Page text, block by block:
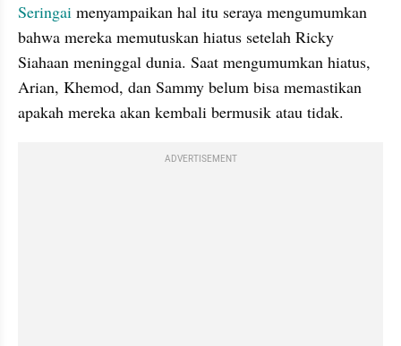
Seringai menyampaikan hal itu seraya mengumumkan
bahwa mereka memutuskan hiatus setelah Ricky
Siahaan meninggal dunia. Saat mengumumkan hiatus,
Arian, Khemod, dan Sammy belum bisa memastikan
apakah mereka akan kembali bermusik atau tidak.
ADVERTISEMENT